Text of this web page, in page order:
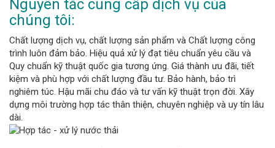
Nguyên tắc cung cấp dịch vụ của
chúng tôi:
Chất lượng dịch vụ, chất lượng sản phẩm và Chất lượng công
trình luôn đảm bảo. Hiệu quả xử lý đạt tiêu chuẩn yêu cầu và
Quy chuẩn kỹ thuật quốc gia tương ứng. Giá thành ưu đãi, tiết
kiệm và phù hợp với chất lượng đầu tư. Bảo hành, bảo trì
nghiêm túc. Hậu mãi chu đáo và tư vấn kỹ thuật trọn đời. Xây
dựng môi trường hợp tác thân thiện, chuyên nghiệp và uy tín lâu
dài.